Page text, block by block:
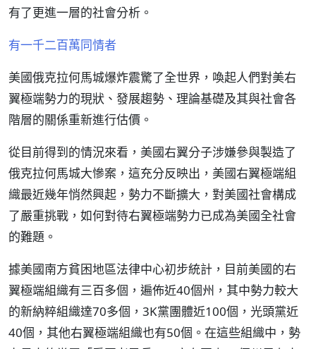
有了更進一層的社會分析。
有一千二百萬同情者
美國俄克拉何馬城爆炸震驚了全世界，喚起人們對美右
翼極端勢力的現狀、發展趨勢、理論基礎及其與社會各
階層的關係重新進行估價。
從目前得到的情況來看，美國右翼分子涉嫌參與製造了
俄克拉何馬城大慘案，這充分反映出，美國右翼極端組
織最近幾年悄然興起，勢力不斷擴大，對美國社會構成
了嚴重挑戰，如何對待右翼極端勢力已成為美國全社會
的難題。
據美國南方貧困地區法律中心初步統計，目前美國的右
翼極端組織有三百多個，遍佈近40個州，其中勢力較大
的新納粹組織達70多個，3K黨團體近100個，光頭黨近
40個，其他右翼極端組織也有50個。在這些組織中，勢